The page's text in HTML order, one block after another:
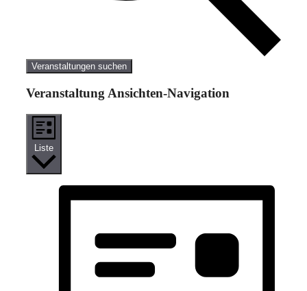
Veranstaltungen suchen
Veranstaltung Ansichten-Navigation
Liste